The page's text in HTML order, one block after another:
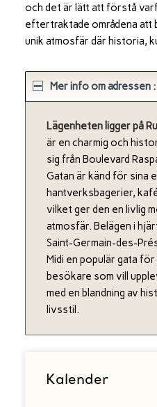
och det är lätt att förstå
eftertraktade områdena att
unik atmosfär där historia,
Mer info om adressen :
Lägenheten ligger på
är en charmig och
sig från Boulevard
Gatan är känd för sina
hantverksbagerier,
vilket ger den en livlig
atmosfär. Belägen i
Saint-Germain-des-
Midi en populär gata
besökare som vill
med en blandning av
livsstil.
Kalender